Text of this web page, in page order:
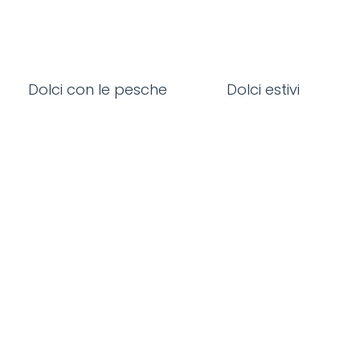
Dolci con le pesche Dolci estivi